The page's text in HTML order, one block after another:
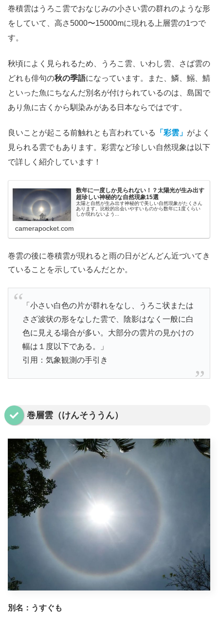
巻積雲はうろこ雲でおなじみの小さい雲の群れのような形
をしていて、高さ5000〜15000mに現れる上層雲の1つで
す。
秋頃によく見られるため、うろこ雲、いわし雲、さば雲の
どれも俳句の秋の季語になっています。また、鱗、鰯、鯖
といった魚にちなんだ別名が付けられているのは、島国で
あり魚に古くから馴染みがある日本ならではです。
良いことが起こる前触れとも言われている 「彩雲」 がよく
見られる雲でもあります。彩雲など珍しい自然現象は以下
で詳しく紹介しています！
数年に一度しか見られない！？太陽光が生み出す
超珍しい神秘的な自然現象15選
太陽と自然が生み出す神秘的で美しい自然現象がたくさん
あります。比較的出会いやすいものから数年に1度くらい
しか現れないよう...
camerapocket.com
巻雲の後に巻積雲が現れると雨の日がどんどん近づいてき
ていることを示しているんだとか。
「小さい白色の片が群れをなし、うろこ状または
さざ波状の形をなした雲で、陰影はなく一般に白
色に見える場合が多い。大部分の雲片の見かけの
幅は１度以下である。」
引用：気象観測の手引き
巻層雲（けんそううん）
別名：うすぐも